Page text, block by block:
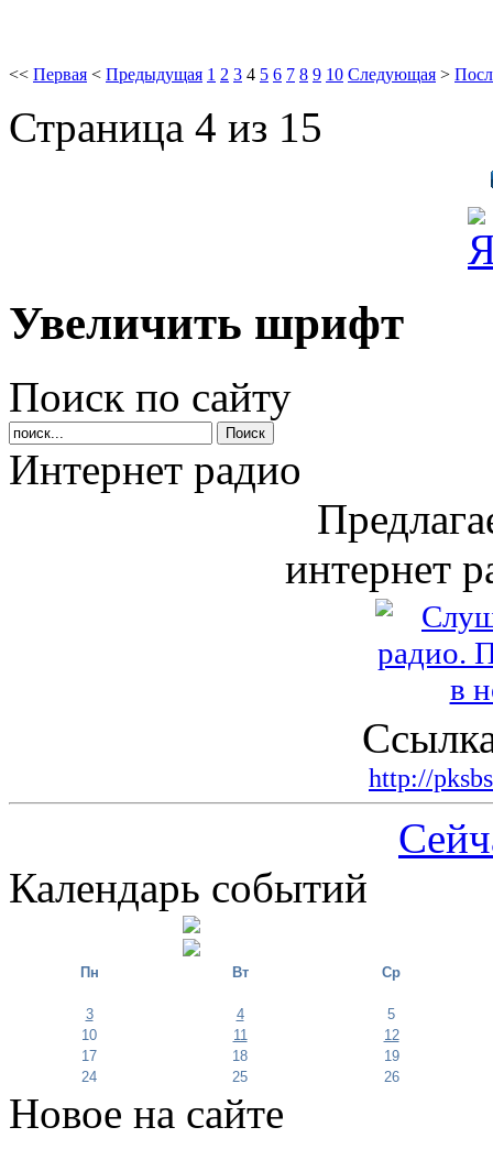
<< Первая < Предыдущая 1 2 3 4 5 6 7 8 9 10 Следующая >
Страница 4 из 15
Увеличить шрифт
Поиск по сайту
Интернет радио
интернет
http://
Календарь событий
Пн Вт Ср
3 4
5
10
11
12
17
18
19
24
25 26
Новое на сайте